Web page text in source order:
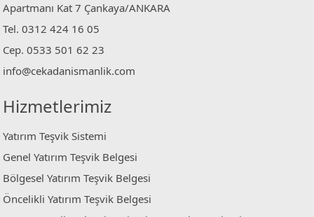
Apartmanı Kat 7 Çankaya/ANKARA
Tel. 0312 424 16 05
Cep. 0533 501 62 23
info@cekadanismanlik.com
Hizmetlerimiz
Yatırım Teşvik Sistemi
Genel Yatırım Teşvik Belgesi
Bölgesel Yatırım Teşvik Belgesi
Öncelikli Yatırım Teşvik Belgesi